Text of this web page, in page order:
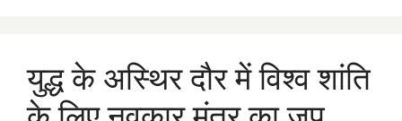
युद्ध के अस्थिर दौर में विश्व शांति